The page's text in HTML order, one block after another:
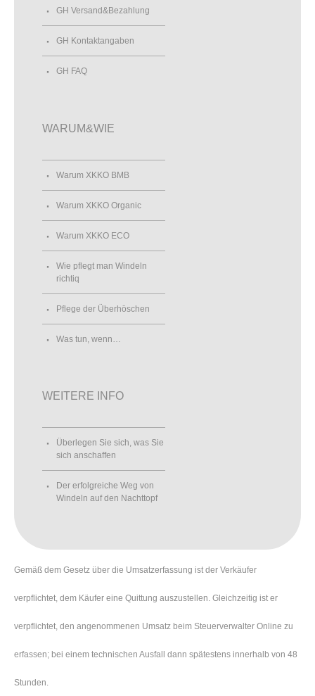
GH Versand&Bezahlung
GH Kontaktangaben
GH FAQ
WARUM&WIE
Warum XKKO BMB
Warum XKKO Organic
Warum XKKO ECO
Wie pflegt man Windeln
richtiq
Pflege der Überhöschen
Was tun, wenn…
WEITERE INFO
Überlegen Sie sich, was Sie
sich anschaffen
Der erfolgreiche Weg von
Windeln auf den Nachttopf
Gemäß dem Gesetz über die Umsatzerfassung ist der Verkäufer
verpflichtet, dem Käufer eine Quittung auszustellen. Gleichzeitig ist er
verpflichtet, den angenommenen Umsatz beim Steuerverwalter Online zu
erfassen; bei einem technischen Ausfall dann spätestens innerhalb von 48
Stunden.